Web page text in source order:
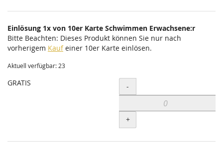
Einlösung 1x von 10er Karte Schwimmen Erwachsene:r
Bitte Beachten: Dieses Produkt können Sie nur nach
vorherigem Kaufeiner 10er Karte einlösen.
Aktuell verfügbar: 23
GRATIS Menge
-
+